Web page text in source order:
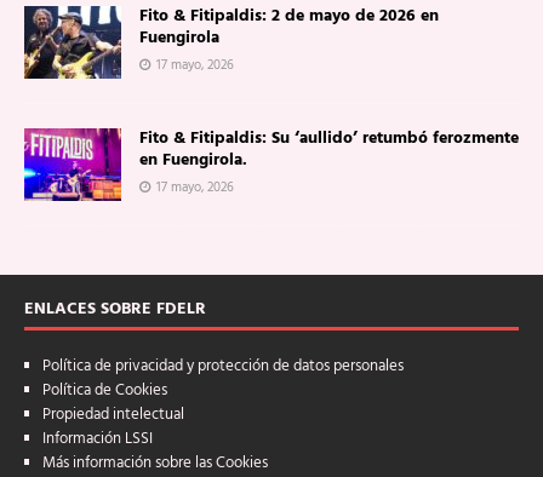
Fito & Fitipaldis: 2 de mayo de 2026 en
Fuengirola
17 mayo, 2026
Fito & Fitipaldis: Su ‘aullido’ retumbó ferozmente
en Fuengirola.
17 mayo, 2026
ENLACES SOBRE FDELR
Política de privacidad y protección de datos personales
Política de Cookies
Propiedad intelectual
Información LSSI
Más información sobre las Cookies